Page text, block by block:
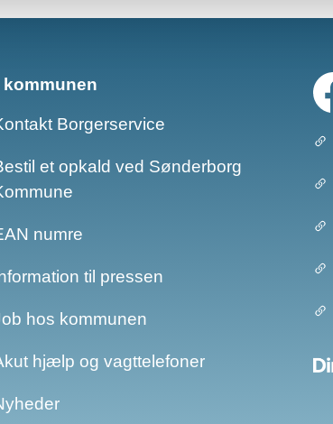
kommunen
Borgerservice
et opkald ved Sønderborg
numre
til pressen
hos kommunen
hjælp og vagttelefoner